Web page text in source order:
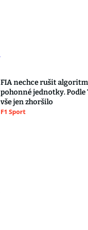
FIA nechce rušit
pohonné jednotky. Podle
vše jen zhoršilo
F1 Sport